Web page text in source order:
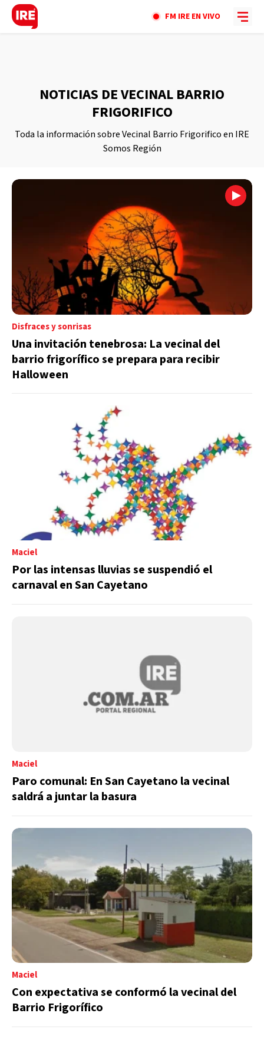
FM IRE EN VIVO
NOTICIAS DE VECINAL BARRIO
FRIGORIFICO
Toda la información sobre Vecinal Barrio Frigorifico en IRE
Somos Región
Disfraces y sonrisas
Una invitación tenebrosa: La vecinal del
barrio frigorífico se prepara para recibir
Halloween
Maciel
Por las intensas lluvias se suspendió el
carnaval en San Cayetano
Maciel
Paro comunal: En San Cayetano la vecinal
saldrá a juntar la basura
Maciel
Con expectativa se conformó la vecinal del
Barrio Frigorífico